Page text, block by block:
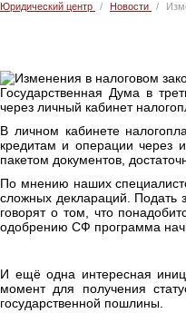
Юридический центр Новости
Государственная Дума в
через личный кабинет
В личном кабинете
кредитам и операции через
пакетом документов,
По мнению наших
сложных деклараций. Подать
говорят о том, что
одобрению СФ программа
И ещё одна интересная
момент для получения
государственной пошлины.